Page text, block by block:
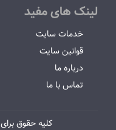
لینک های مفید
خدمات سایت
قوانین سایت
درباره ما
تماس با ما
کلیه حقوق برای